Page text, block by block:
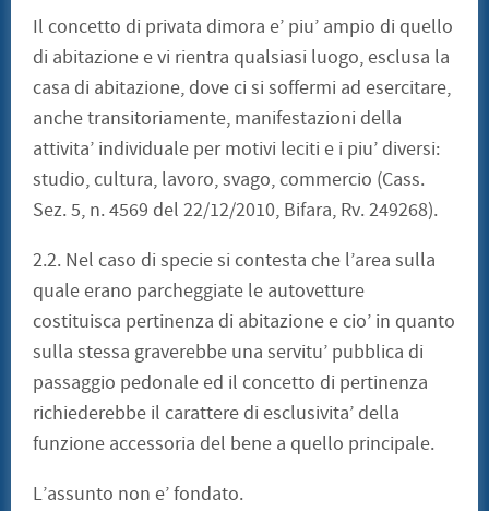
Il concetto di privata dimora e’ piu’ ampio di quello
di abitazione e vi rientra qualsiasi luogo, esclusa la
casa di abitazione, dove ci si soffermi ad esercitare,
anche transitoriamente, manifestazioni della
attivita’ individuale per motivi leciti e i piu’ diversi:
studio, cultura, lavoro, svago, commercio (Cass.
Sez. 5, n. 4569 del 22/12/2010, Bifara, Rv. 249268).
2.2. Nel caso di specie si contesta che l’area sulla
quale erano parcheggiate le autovetture
costituisca pertinenza di abitazione e cio’ in quanto
sulla stessa graverebbe una servitu’ pubblica di
passaggio pedonale ed il concetto di pertinenza
richiederebbe il carattere di esclusivita’ della
funzione accessoria del bene a quello principale.
L’assunto non e’ fondato.